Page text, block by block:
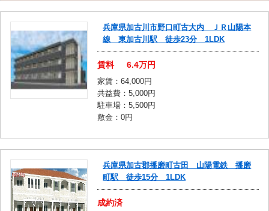
兵庫県加古川市野口町古大内 ＪＲ山陽本
線 東加古川駅 徒歩23分 1LDK
賃料 6.4万円
家賃：64,000円
共益費：5,000円
駐車場：5,500円
敷金：0円
兵庫県加古郡播磨町古田 山陽電鉄 播磨
町駅 徒歩15分 1LDK
成約済